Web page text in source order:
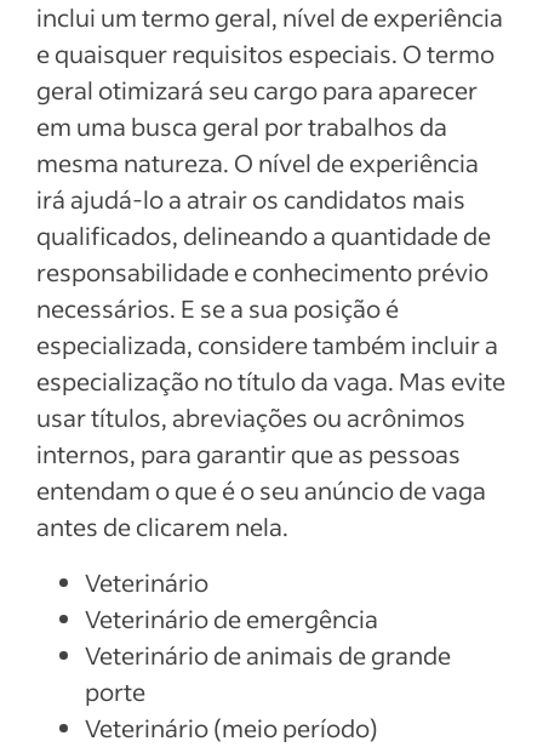
inclui um termo geral, nível de experiência
e quaisquer requisitos especiais. O termo
geral otimizará seu cargo para aparecer
em uma busca geral por trabalhos da
mesma natureza. O nível de experiência
irá ajudá-lo a atrair os candidatos mais
qualificados, delineando a quantidade de
responsabilidade e conhecimento prévio
necessários. E se a sua posição é
especializada, considere também incluir a
especialização no título da vaga. Mas evite
usar títulos, abreviações ou acrônimos
internos, para garantir que as pessoas
entendam o que é o seu anúncio de vaga
antes de clicarem nela.
Veterinário
Veterinário de emergência
Veterinário de animais de grande
porte
Veterinário (meio período)